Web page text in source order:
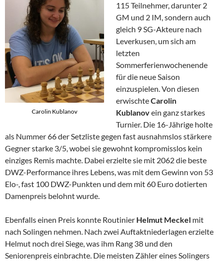
Carolin Kublanov
115 Teilnehmer, darunter 2
GM und 2 IM, sondern auch
gleich 9 SG-Akteure nach
Leverkusen, um sich am
letzten
Sommerferienwochenende
für die neue Saison
einzuspielen. Von diesen
erwischteCarolin
Kublanovein ganz starkes
Turnier. Die 16-Jährige holte
als Nummer 66 der Setzliste gegen fast ausnahmslos stärkere
Gegner starke 3/5, wobei sie gewohnt kompromisslos kein
einziges Remis machte. Dabei erzielte sie mit 2062 die beste
DWZ-Performance ihres Lebens, was mit dem Gewinn von 53
Elo-, fast 100 DWZ-Punkten und dem mit 60 Euro dotierten
Damenpreis belohnt wurde.
Ebenfalls einen Preis konnte Routinier Helmut Meckel mit
nach Solingen nehmen. Nach zwei Auftaktniederlagen erzielte
Helmut noch drei Siege, was ihm Rang 38 und den
Seniorenpreis einbrachte. Die meisten Zähler eines Solingers